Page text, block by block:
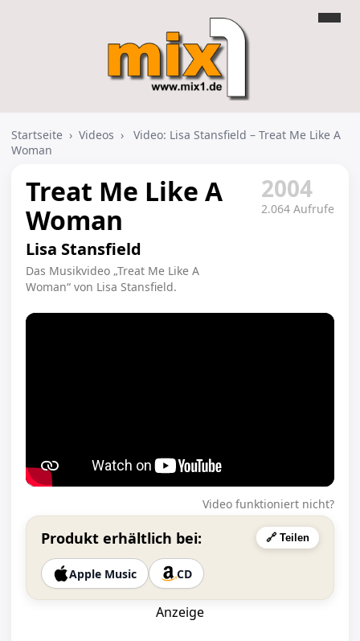
Startseite › Videos ›
Video: Lisa Stansfield – Treat Me Like A
Woman
Treat Me Like A
Woman
Lisa Stansfield
Das Musikvideo „Treat Me Like A
Woman“ von Lisa Stansfield.
2004
2.064 Aufrufe
Video funktioniert nicht?
Produkt erhältlich bei: 🔗 Teilen
Apple Music CD
Anzeige